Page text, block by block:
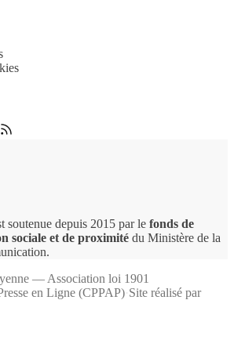
soutenue depuis 2015 par le fonds de
sociale et de proximité du Ministère de la
— Association loi 1901
en Ligne (CPPAP)·Site réalisé par